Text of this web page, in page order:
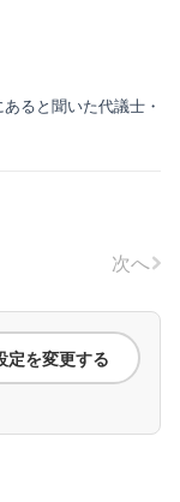
ると聞いた代議士・
次へ
定を変更する